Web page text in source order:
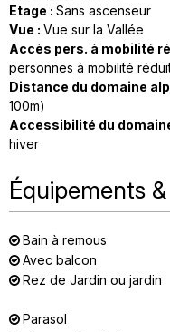
Etage : Sans ascenseur
Vue : Vue sur la Vallée
Accès pers. à mobilité
personnes à mobilité
Distance du domaine
100m)
Accessibilité du
hiver
Équipements
Bain à remous
Avec balcon
Rez de Jardin ou jardin
Parasol